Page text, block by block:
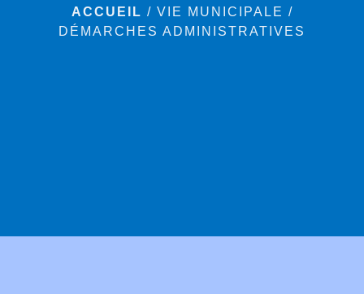
ACCUEIL / VIE MUNICIPALE /
DÉMARCHES ADMINISTRATIVES